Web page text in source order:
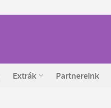
Extrák Partnereink